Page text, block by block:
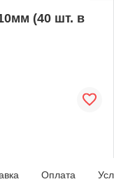
(40 шт. в
Оплата